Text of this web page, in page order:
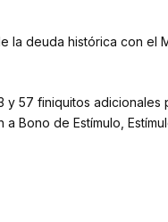
la deuda histórica con el
y 57 finiquitos
Bono de Estímulo,